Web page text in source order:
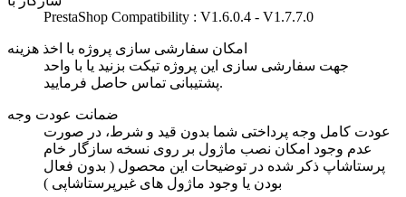
PrestaShop Compatibility : V1.6.0.4 - V1.7.7.0
امکان سفارشی سازی پروژه با اخذ هزینه
جهت سفارشی سازی این پروژه تیکت بزنید یا با واحد
پشتیبانی تماس حاصل فرمایید.
ضمانت عودت وجه
عودت کامل وجه پرداختی شما بدون قید و شرط، در صورت
عدم وجود امکان نصب ماژول بر روی نسخه سازگار خام
پرستاشاپ ذکر شده در توضیحات این محصول ( بدون فعال
بودن یا وجود ماژول های غیرپرستاشاپی )